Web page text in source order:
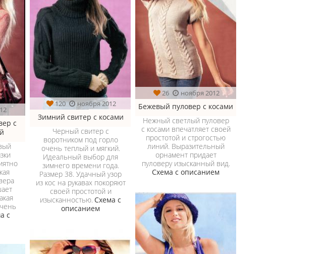
с
с
120 ноября 2012
Зимний свитер с косами
Черный свитер с
воротником под горло
очень теплый и мягкий.
Идеальный выбор для
зимнего времени года.
Размер 38. Удачный узор
из кос на рукавах покоряют
своей простотой и
изысканностью. Схема с
описанием
26 ноября 2012
Бежевый пуловер с косами
Нежный светлый пуловер
с косами впечатляет своей
простотой и строгостью
линий. Выразительный
орнамент придает
пуловеру изысканный вид.
Схема с описанием